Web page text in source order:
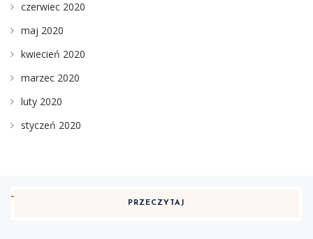
czerwiec 2020
maj 2020
kwiecień 2020
marzec 2020
luty 2020
styczeń 2020
PRZECZYTAJ